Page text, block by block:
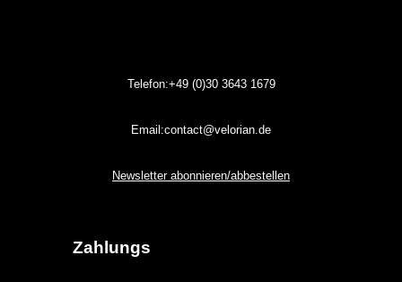
Telefon:+49 (0)3036431679
Email:contact@velorian.de
Newsletter abonnieren/abbestellen
Zahlungs